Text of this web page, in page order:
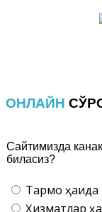
ОНЛАЙН
Сайтимизда
биласиз?
Тармоқ
Ҳизматлар